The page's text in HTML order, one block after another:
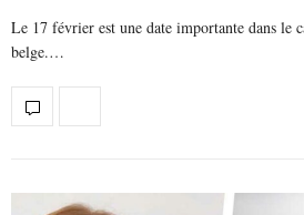
Le 17 février est une date importante dans le
belge.…